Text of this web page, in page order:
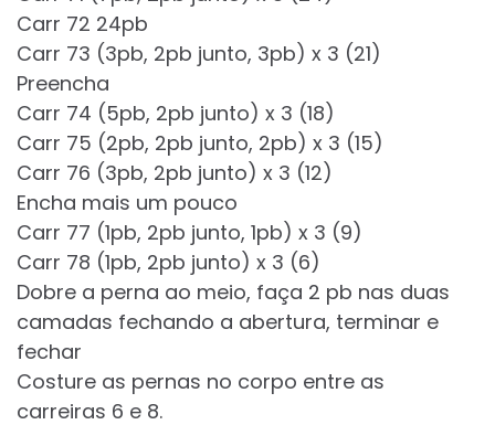
Carr 72 24pb
Carr 73 (3pb, 2pb junto, 3pb) x 3 (21)
Preencha
Carr 74 (5pb, 2pb junto) x 3 (18)
Carr 75 (2pb, 2pb junto, 2pb) x 3 (15)
Carr 76 (3pb, 2pb junto) x 3 (12)
Encha mais um pouco
Carr 77 (1pb, 2pb junto, 1pb) x 3 (9)
Carr 78 (1pb, 2pb junto) x 3 (6)
Dobre a perna ao meio, faça 2 pb nas duas
camadas fechando a abertura, terminar e
fechar
Costure as pernas no corpo entre as
carreiras 6 e 8.